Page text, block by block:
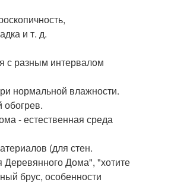
и т. д.
с разным интервалом
нормальной влажности.
- естественная среда
(для стен.
Деревянного Дома", "хотите
брус, особенности